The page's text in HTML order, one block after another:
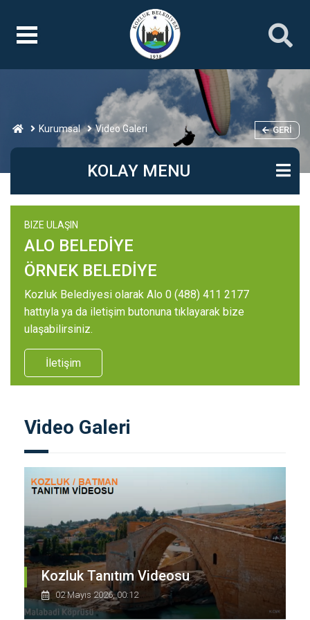
Kurumsal Video Galeri GERI
KOLAY MENU
BIZE ULAŞIN
ALO BELEDİYE
ÖRNEK BELEDİYE
Kozluk Belediyesi olarak Alo 0 (488) 411 2177
hattıyla ya da iletişim butonuna tıklayarak bize
ulaşabilirsiniz.
İletişim
Video Galeri
Kozluk Tanıtım Videosu
02 Mayıs 2026, 00:12